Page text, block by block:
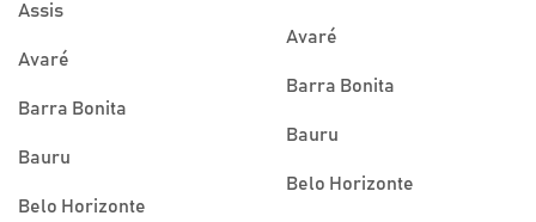
Assis
Avaré
Barra Bonita
Bauru
Belo Horizonte
Avaré
Barra Bonita
Bauru
Belo Horizonte